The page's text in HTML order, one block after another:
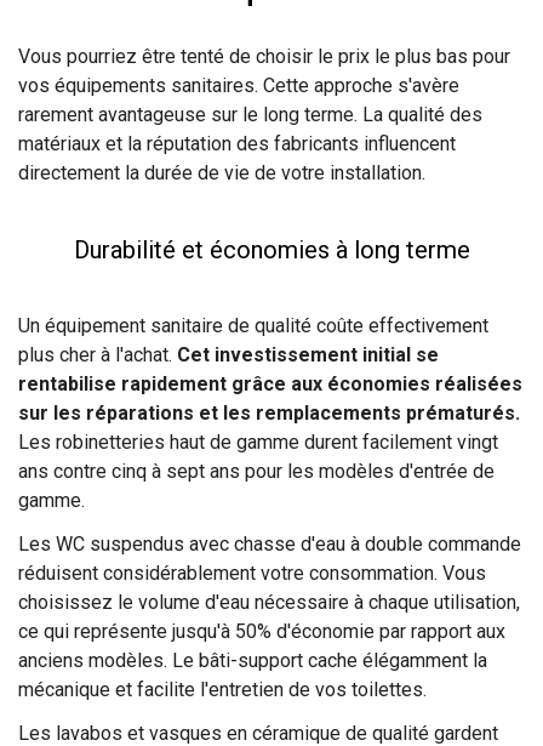
Vous pourriez être tenté de choisir le prix le plus bas pour
vos équipements sanitaires. Cette approche s'avère
rarement avantageuse sur le long terme. La qualité des
matériaux et la réputation des fabricants influencent
directement la durée de vie de votre installation.
Durabilité et économies à long terme
Un équipement sanitaire de qualité coûte effectivement
plus cher à l'achat. Cet investissement initial se
rentabilise rapidement grâce aux économies réalisées
sur les réparations et les remplacements prématurés.
Les robinetteries haut de gamme durent facilement vingt
ans contre cinq à sept ans pour les modèles d'entrée de
gamme.
Les WC suspendus avec chasse d'eau à double commande
réduisent considérablement votre consommation. Vous
choisissez le volume d'eau nécessaire à chaque utilisation,
ce qui représente jusqu'à 50% d'économie par rapport aux
anciens modèles. Le bâti-support cache élégamment la
mécanique et facilite l'entretien de vos toilettes.
Les lavabos et vasques en céramique de qualité gardent